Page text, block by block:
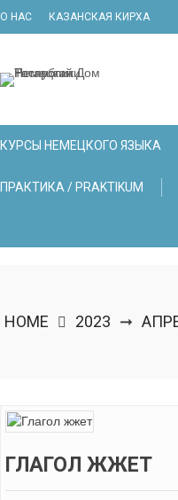
О НАС КАЗАНСКАЯ КИРХА
КУРСЫ НЕМЕЦКОГО ЯЗЫКА
ПРАКТИКА / PRAKTIKUM
HOME 2023 ➞
ГЛАГОЛ ЖЖЕТ